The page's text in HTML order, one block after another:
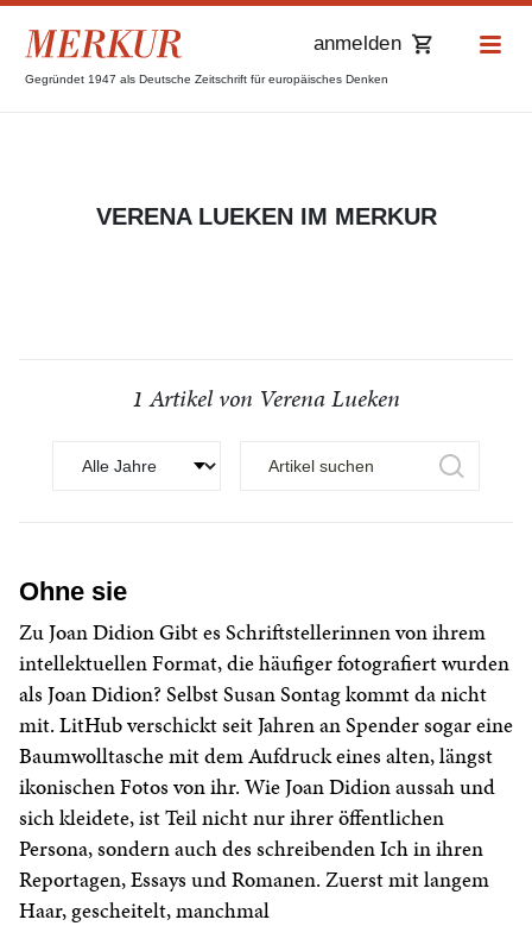
Gegründet 1947 als Deutsche Zeitschrift für europäisches Denken
anmelden
VERENA LUEKEN IM MERKUR
1 Artikel von Verena Lueken
Ohne sie
Zu Joan Didion Gibt es Schriftstellerinnen von ihrem
intellektuellen Format, die häufiger fotografiert wurden
als Joan Didion? Selbst Susan Sontag kommt da nicht
mit. LitHub verschickt seit Jahren an Spender sogar eine
Baumwolltasche mit dem Aufdruck eines alten, längst
ikonischen Fotos von ihr. Wie Joan Didion aussah und
sich kleidete, ist Teil nicht nur ihrer öffentlichen
Persona, sondern auch des schreibenden Ich in ihren
Reportagen, Essays und Romanen. Zuerst mit langem
Haar, gescheitelt, manchmal